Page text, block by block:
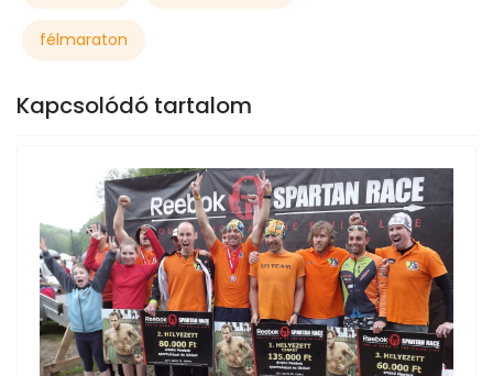
félmaraton
Kapcsolódó tartalom